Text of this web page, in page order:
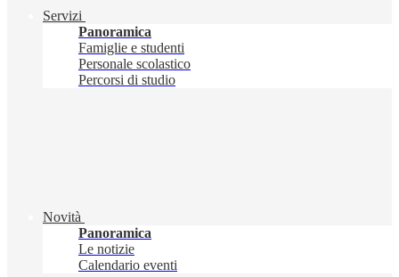
Servizi
Panoramica
Famiglie e studenti
Personale scolastico
Percorsi di studio
Novità
Panoramica
Le notizie
Calendario eventi